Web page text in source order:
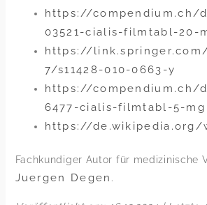
https://compendium.ch/
03521-cialis-filmtabl-20-
https://
7/s11428-010-0663-y
https://compendium.ch/
6477-cialis-filmtabl-5-mg
https://de.wikipedia.org/
Fachkundiger Autor für medizinische
Juergen Degen .